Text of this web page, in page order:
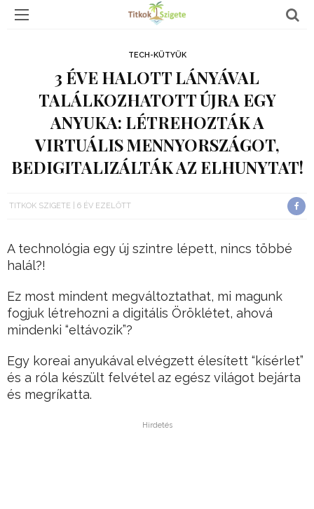
TECH-KÜTYÜK
3 ÉVE HALOTT LÁNYÁVAL
TALÁLKOZHATOTT ÚJRA EGY
ANYUKA: LÉTREHOZTÁK A
VIRTUÁLIS MENNYORSZÁGOT,
BEDIGITALIZÁLTÁK AZ ELHUNYTAT!
TITKOK SZIGETE 6 ÉV EZELŐTT
A technológia egy új szintre lépett, nincs többé
halál?!
Ez most mindent megváltoztathat, mi magunk
fogjuk létrehozni a digitális Öröklétet, ahová
mindenki “eltávozik”?
Egy koreai anyukával elvégzett élesített “kísérlet”
és a róla készült felvétel az egész világot bejárta
és megríkatta.
Hirdetés